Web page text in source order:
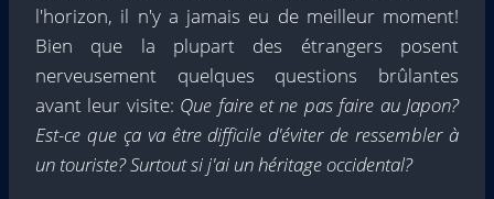
l'horizon, il n'y a jamais eu de meilleur moment!
Bien que la plupart des étrangers posent
nerveusement quelques questions brûlantes
avant leur visite: Que faire et ne pas faire au Japon?
Est-ce que ça va être difficile d'éviter de ressembler à
un touriste? Surtout si j'ai un héritage occidental?